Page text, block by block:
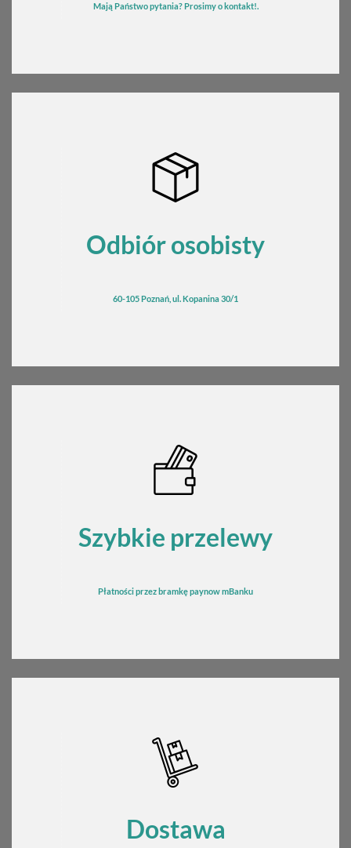
Mają Państwo pytania? Prosimy o kontakt!.
Odbiór osobisty
60-105 Poznań, ul. Kopanina 30/1
Szybkie przelewy
Płatności przez bramkępaynow mBanku
Dostawa